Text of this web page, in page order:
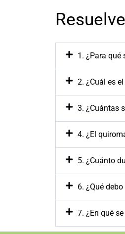
1. ¿Para qué
2. ¿Cuál es
3. ¿Cuántas
4. ¿El
5. ¿Cuánto
6. ¿Qué
7. ¿En qué